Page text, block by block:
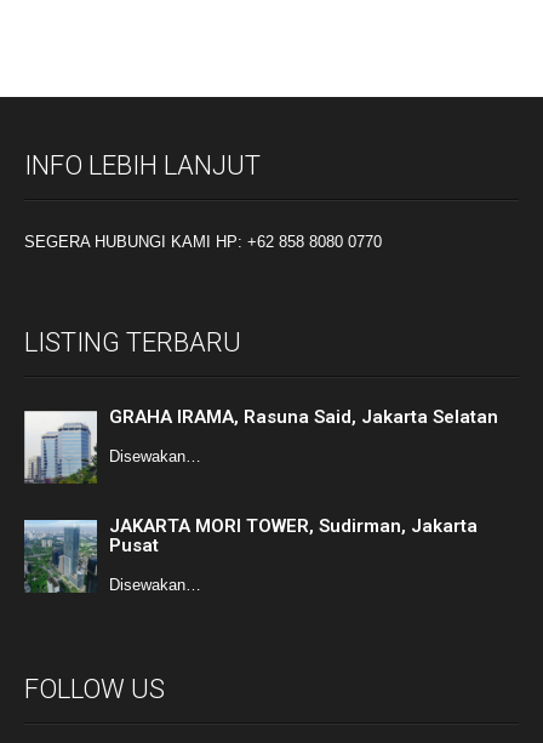
INFO LEBIH LANJUT
SEGERA HUBUNGI KAMI HP: +62 858 8080 0770
LISTING TERBARU
GRAHA IRAMA, Rasuna Said, Jakarta Selatan
Disewakan…
JAKARTA MORI TOWER, Sudirman, Jakarta
Pusat
Disewakan…
FOLLOW US